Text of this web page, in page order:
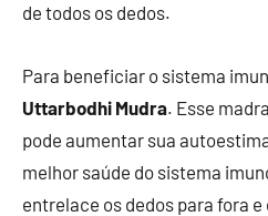
de todos os dedos.
Para beneficiar o sistema
Uttarbodhi Mudra. Esse
pode aumentar sua
melhor saúde do sistema
entrelace os dedos para fora